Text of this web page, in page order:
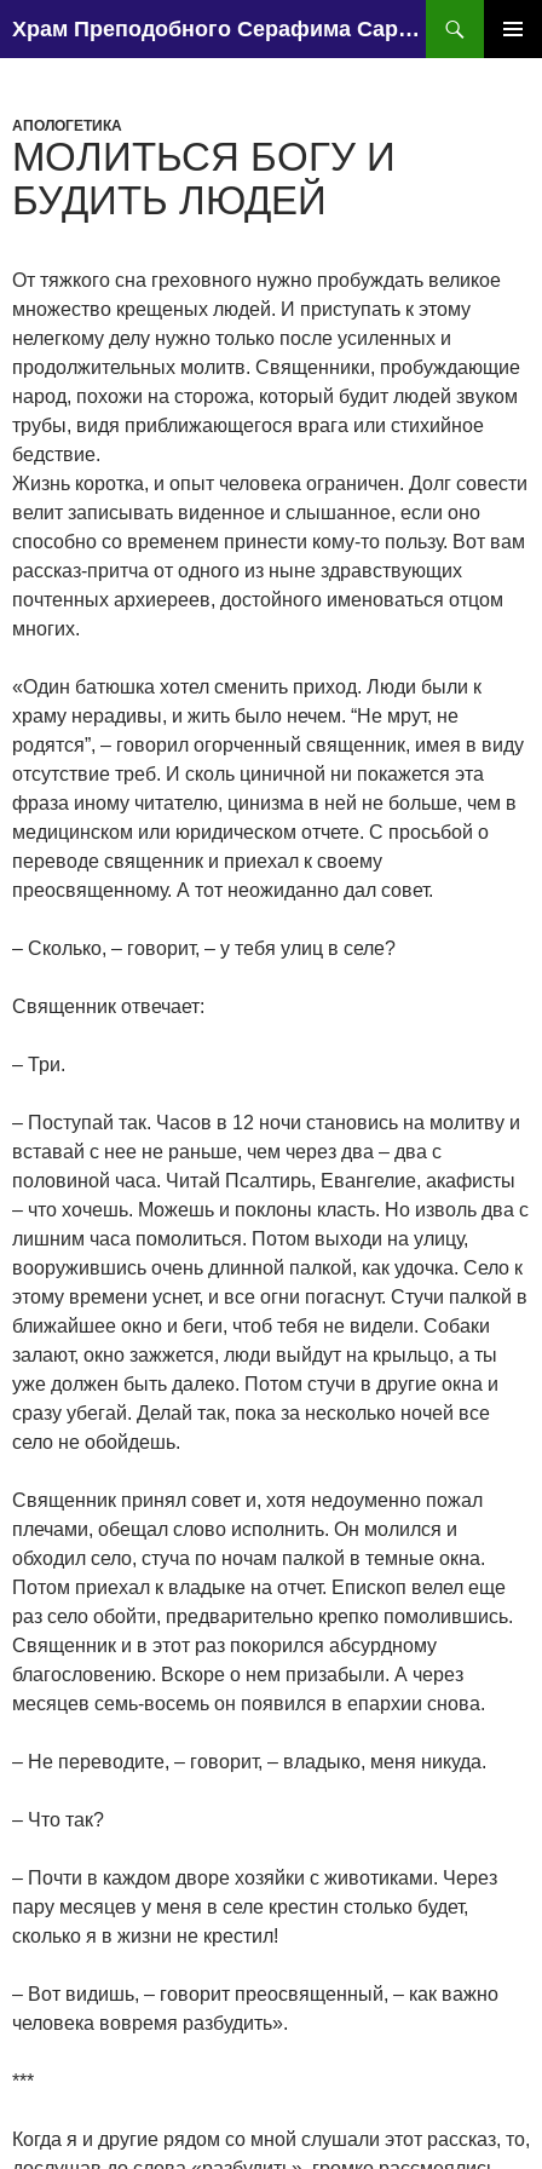
Храм Преподобного Серафима Саровского, поселок Чапаево.
АПОЛОГЕТИКА
МОЛИТЬСЯ БОГУ И
БУДИТЬ ЛЮДЕЙ
От тяжкого сна греховного нужно пробуждать великое
множество крещеных людей. И приступать к этому
нелегкому делу нужно только после усиленных и
продолжительных молитв. Священники, пробуждающие
народ, похожи на сторожа, который будит людей звуком
трубы, видя приближающегося врага или стихийное
бедствие.
Жизнь коротка, и опыт человека ограничен. Долг совести
велит записывать виденное и слышанное, если оно
способно со временем принести кому-то пользу. Вот вам
рассказ-притча от одного из ныне здравствующих
почтенных архиереев, достойного именоваться отцом
многих.
«Один батюшка хотел сменить приход. Люди были к
храму нерадивы, и жить было нечем. “Не мрут, не
родятся”, – говорил огорченный священник, имея в виду
отсутствие треб. И сколь циничной ни покажется эта
фраза иному читателю, цинизма в ней не больше, чем в
медицинском или юридическом отчете. С просьбой о
переводе священник и приехал к своему
преосвященному. А тот неожиданно дал совет.
– Сколько, – говорит, – у тебя улиц в селе?
Священник отвечает:
– Три.
– Поступай так. Часов в 12 ночи становись на молитву и
вставай с нее не раньше, чем через два – два с
половиной часа. Читай Псалтирь, Евангелие, акафисты
– что хочешь. Можешь и поклоны класть. Но изволь два с
лишним часа помолиться. Потом выходи на улицу,
вооружившись очень длинной палкой, как удочка. Село к
этому времени уснет, и все огни погаснут. Стучи палкой в
ближайшее окно и беги, чтоб тебя не видели. Собаки
залают, окно зажжется, люди выйдут на крыльцо, а ты
уже должен быть далеко. Потом стучи в другие окна и
сразу убегай. Делай так, пока за несколько ночей все
село не обойдешь.
Священник принял совет и, хотя недоуменно пожал
плечами, обещал слово исполнить. Он молился и
обходил село, стуча по ночам палкой в темные окна.
Потом приехал к владыке на отчет. Епископ велел еще
раз село обойти, предварительно крепко помолившись.
Священник и в этот раз покорился абсурдному
благословению. Вскоре о нем призабыли. А через
месяцев семь-восемь он появился в епархии снова.
– Не переводите, – говорит, – владыко, меня никуда.
– Что так?
– Почти в каждом дворе хозяйки с животиками. Через
пару месяцев у меня в селе крестин столько будет,
сколько я в жизни не крестил!
– Вот видишь, – говорит преосвященный, – как важно
человека вовремя разбудить».
***
Когда я и другие рядом со мной слушали этот рассказ, то,